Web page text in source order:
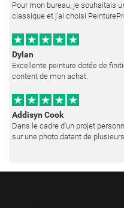
Pour mon bureau, je souhaitais
classique et j'ai choisi
Dylan
Excellente peinture dotée de
content de mon achat.
Addisyn Cook
Dans le cadre d'un projet
sur une photo datant de plusieurs années. L'artiste a